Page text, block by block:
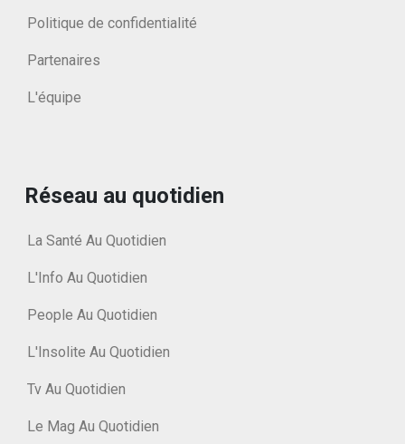
Politique de confidentialité
Partenaires
L'équipe
Réseau au quotidien
La Santé Au Quotidien
L'Info Au Quotidien
People Au Quotidien
L'Insolite Au Quotidien
Tv Au Quotidien
Le Mag Au Quotidien